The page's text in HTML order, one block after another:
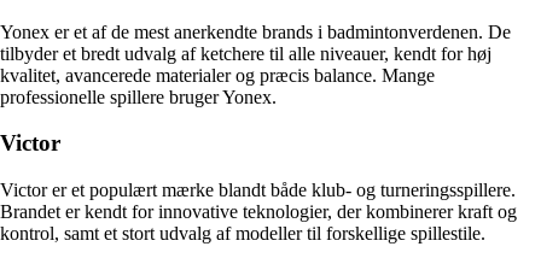
Yonex er et af de mest anerkendte brands i badmintonverdenen. De
tilbyder et bredt udvalg af ketchere til alle niveauer, kendt for høj
kvalitet, avancerede materialer og præcis balance. Mange
professionelle spillere bruger Yonex.
Victor
Victor er et populært mærke blandt både klub- og turneringsspillere.
Brandet er kendt for innovative teknologier, der kombinerer kraft og
kontrol, samt et stort udvalg af modeller til forskellige spillestile.